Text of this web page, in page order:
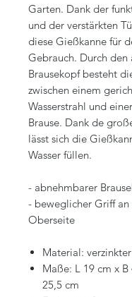
Garten. Dank der
und der verstärkten
diese Gießkanne für
Gebrauch. Durch den
Brausekopf besteht
zwischen einem
Wasserstrahl und
Brause. Dank de
lässt sich die
Wasser füllen.
- abnehmbarer
- beweglicher Griff an
Oberseite
Material:
Maße: L 19 cm x B
25,5 cm